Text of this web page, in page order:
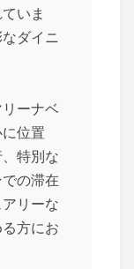
いま
ダイニ
ーナベ
位置
特別な
の滞在
リーな
方にお